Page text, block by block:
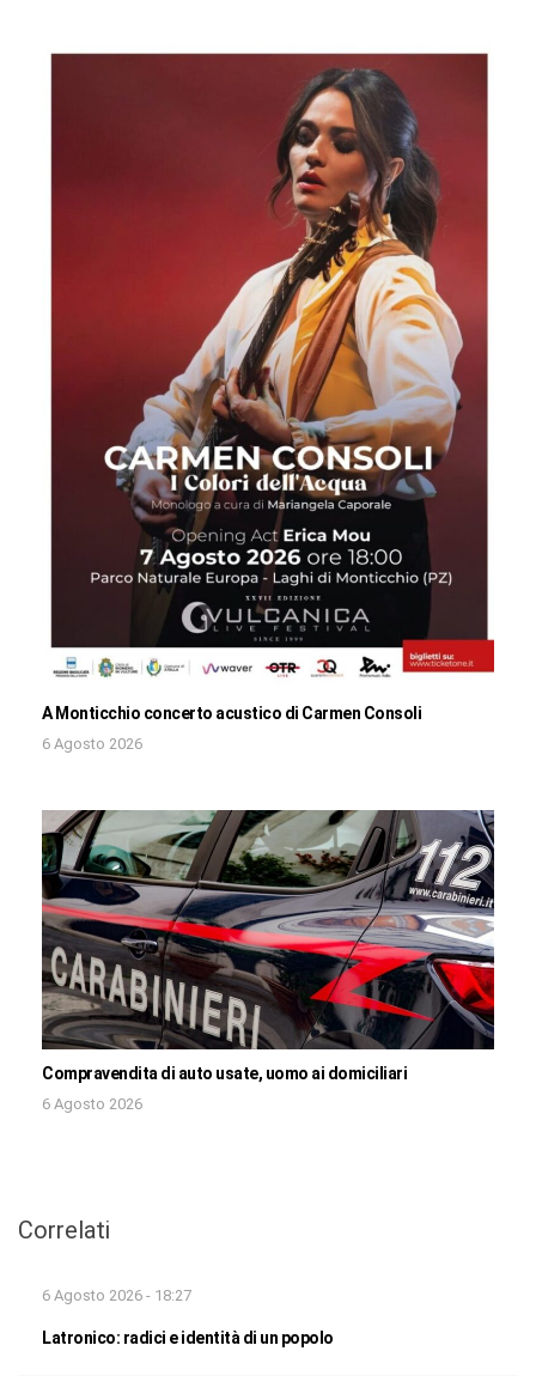
A Monticchio concerto acustico di Carmen Consoli
6 Agosto 2026
Compravendita di auto usate, uomo ai domiciliari
6 Agosto 2026
Correlati
6 Agosto 2026 - 18:27
Latronico: radici e identità di un popolo